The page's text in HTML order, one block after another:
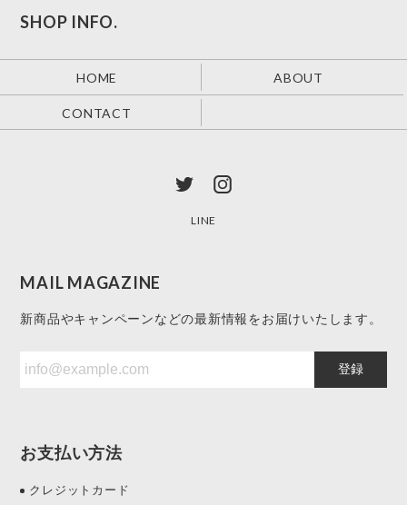
SHOP INFO.
HOME ABOUT
CONTACT
LINE
MAIL MAGAZINE
新商品やキャンペーンなどの最新情報をお届けいたします。
登録
お支払い方法
クレジットカード